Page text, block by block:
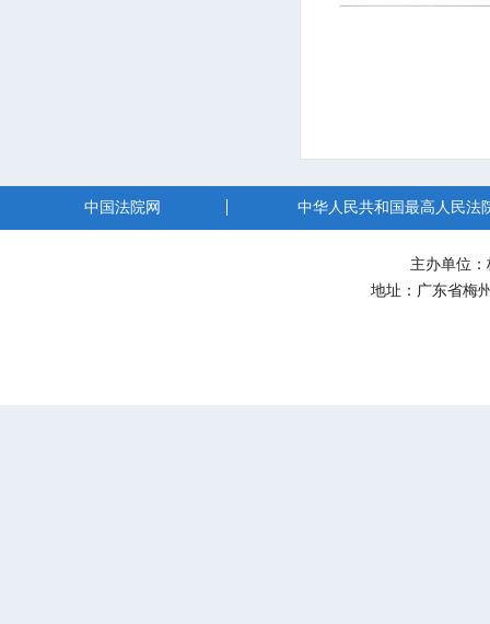
中国法院网 中华人民共和国最高人民法
主办单位
地址：广东省